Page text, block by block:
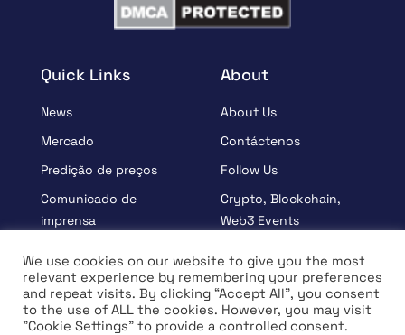
Quick Links
News
Mercado
Predição de preços
Comunicado de
imprensa
Aprender
Entrevista
About
About Us
Contáctenos
Follow Us
Crypto, Blockchain,
Web3 Events
Terms And Condition
Privacy Policy
We use cookies on our website to give you the most
relevant experience by remembering your preferences
and repeat visits. By clicking “Accept All”, you consent
to the use of ALL the cookies. However, you may visit
"Cookie Settings" to provide a controlled consent.